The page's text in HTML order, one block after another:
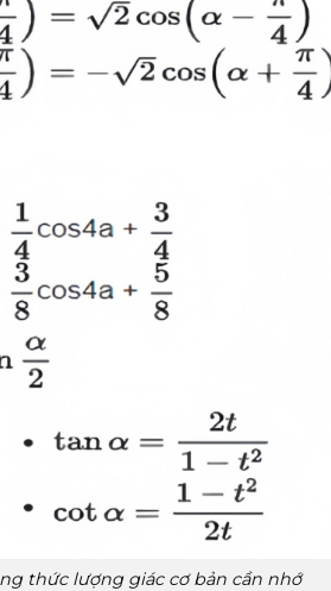
thức lượng giác cơ bản cần nhớ